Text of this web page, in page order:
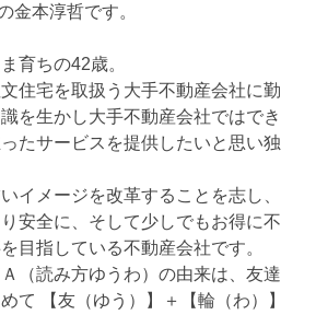
金本淳哲です。
育ちの42歳。
住宅を取扱う大手不動産会社に勤
を生かし大手不動産会社ではでき
たサービスを提供したいと思い独
イメージを改革することを志し、
安全に、そして少しでもお得に不
目指している不動産会社です。
（読み方ゆうわ）の由来は、友達
て 【友（ゆう）】＋【輪（わ）】